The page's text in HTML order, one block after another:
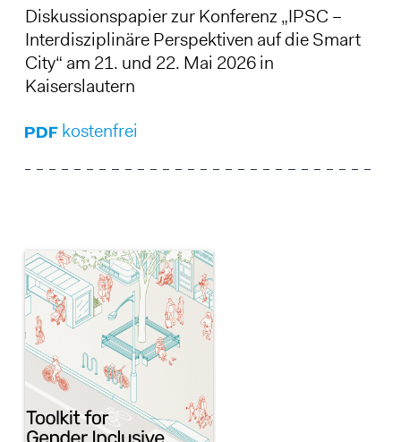
Diskussionspapier zur Konferenz „IPSC –
Interdisziplinäre Perspektiven auf die Smart
City“ am 21. und 22. Mai 2026 in
Kaiserslautern
kostenfrei